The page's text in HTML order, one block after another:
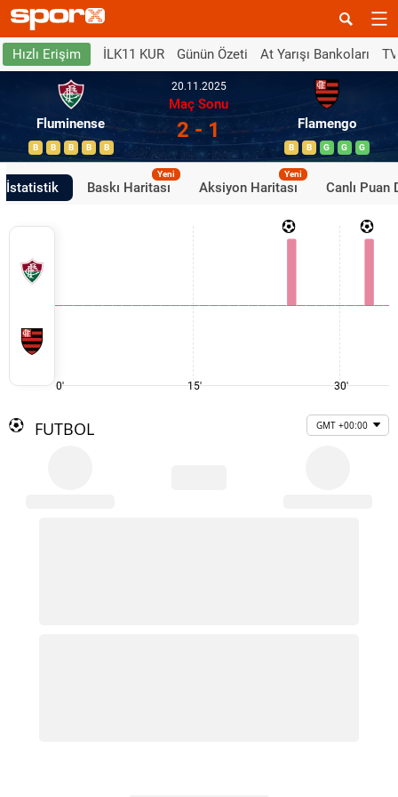
Hızlı Erişim İLK11 KUR Günün Özeti At Yarışı Bankoları
Fluminense
B B B B B
20.11.2025
Maç Sonu
2 - 1 Flamengo
B B G G G
İstatistik Baskı Haritası
Yeni
Aksiyon Haritası
Yeni
Canlı Puan
0' 15' 30'
FUTBOL GMT +00:00